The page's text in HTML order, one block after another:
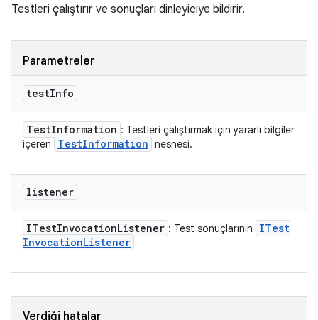
Testleri çalıştırır ve sonuçları dinleyiciye bildirir.
Parametreler
testInfo
TestInformation : Testleri çalıştırmak için yararlı bilgiler
içeren
TestInformation nesnesi.
listener
ITestInvocationListener : Test sonuçlarının
ITest
InvocationListener
Verdiği hatalar